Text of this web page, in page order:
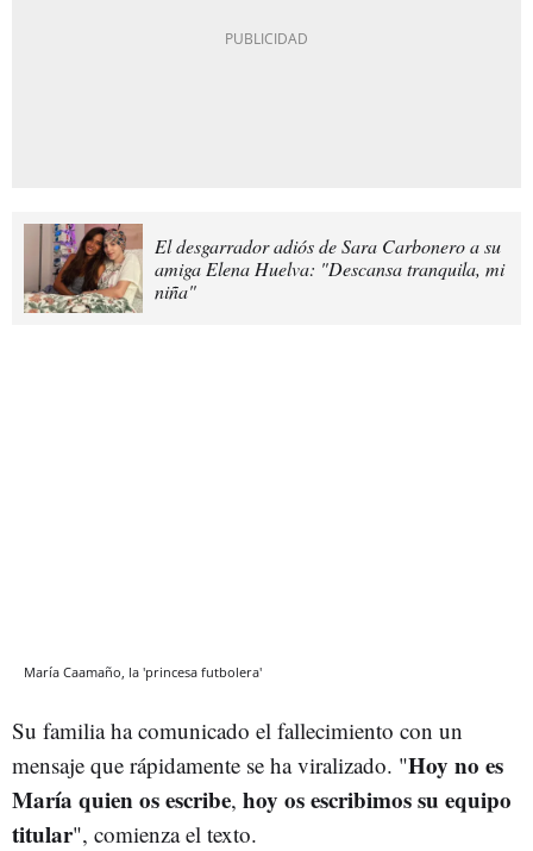
El desgarrador adiós de Sara Carbonero a su
amiga Elena Huelva: "Descansa tranquila, mi
niña"
María Caamaño, la 'princesa futbolera'
Su familia ha comunicado el fallecimiento con un
mensaje que rápidamente se ha viralizado. "Hoy no es
María quien os escribe, hoy os escribimos su equipo
titular", comienza el texto.